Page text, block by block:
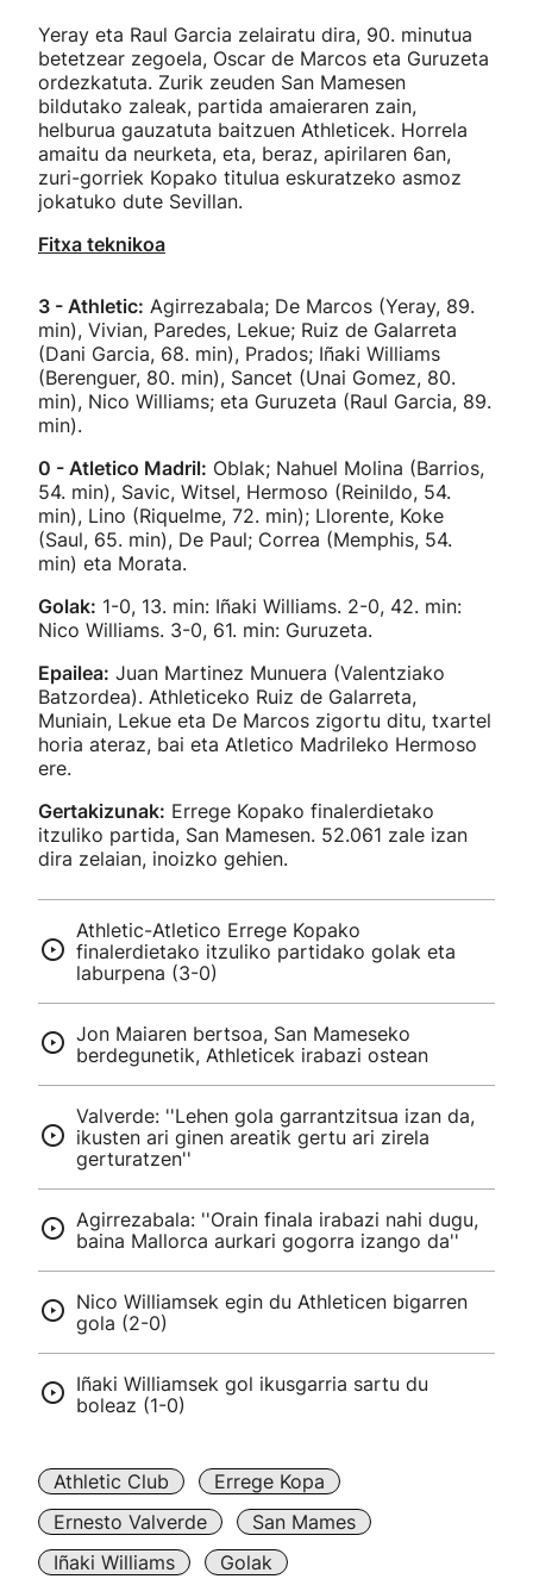
Yeray eta Raul Garcia zelairatu dira, 90. minutua
betetzear zegoela, Oscar de Marcos eta Guruzeta
ordezkatuta. Zurik zeuden San Mamesen
bildutako zaleak, partida amaieraren zain,
helburua gauzatuta baitzuen Athleticek. Horrela
amaitu da neurketa, eta, beraz, apirilaren 6an,
zuri-gorriek Kopako titulua eskuratzeko asmoz
jokatuko dute Sevillan.
Fitxa teknikoa
3 - Athletic: Agirrezabala; De Marcos (Yeray, 89.
min), Vivian, Paredes, Lekue; Ruiz de Galarreta
(Dani Garcia, 68. min), Prados; Iñaki Williams
(Berenguer, 80. min), Sancet (Unai Gomez, 80.
min), Nico Williams; eta Guruzeta (Raul Garcia, 89.
min).
0 - Atletico Madril: Oblak; Nahuel Molina (Barrios,
54. min), Savic, Witsel, Hermoso (Reinildo, 54.
min), Lino (Riquelme, 72. min); Llorente, Koke
(Saul, 65. min), De Paul; Correa (Memphis, 54.
min) eta Morata.
Golak: 1-0, 13. min: Iñaki Williams. 2-0, 42. min:
Nico Williams. 3-0, 61. min: Guruzeta.
Epailea: Juan Martinez Munuera (Valentziako
Batzordea). Athleticeko Ruiz de Galarreta,
Muniain, Lekue eta De Marcos zigortu ditu, txartel
horia ateraz, bai eta Atletico Madrileko Hermoso
ere.
Gertakizunak: Errege Kopako finalerdietako
itzuliko partida, San Mamesen. 52.061 zale izan
dira zelaian, inoizko gehien.
Athletic-Atletico Errege Kopako
finalerdietako itzuliko partidako golak eta
laburpena (3-0)
Jon Maiaren bertsoa, San Mameseko
berdegunetik, Athleticek irabazi ostean
Valverde: ''Lehen gola garrantzitsua izan da,
ikusten ari ginen areatik gertu ari zirela
gerturatzen''
Agirrezabala: ''Orain finala irabazi nahi dugu,
baina Mallorca aurkari gogorra izango da''
Nico Williamsek egin du Athleticen bigarren
gola (2-0)
Iñaki Williamsek gol ikusgarria sartu du
boleaz (1-0)
Athletic Club
Errege Kopa
Ernesto Valverde
San Mames
Iñaki Williams
Golak